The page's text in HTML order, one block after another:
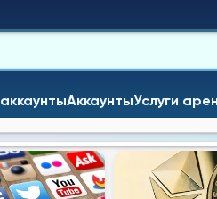
АккаунтыУслуги